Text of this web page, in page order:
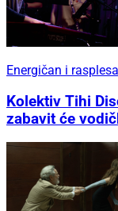
Energičan i
Kolektiv Tihi
zabavit će